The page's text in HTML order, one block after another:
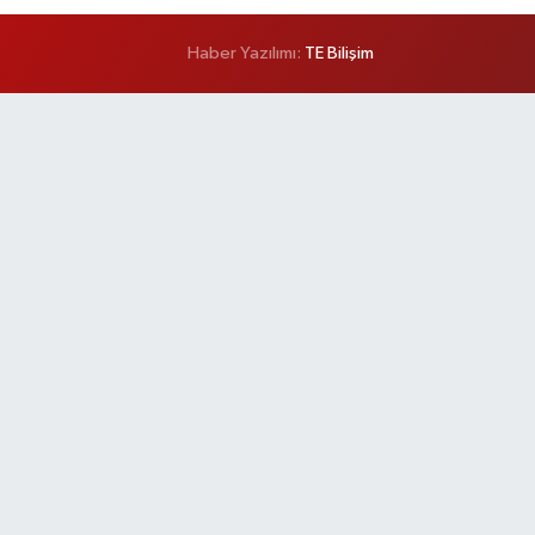
Haber Yazılımı: TE Bilişim